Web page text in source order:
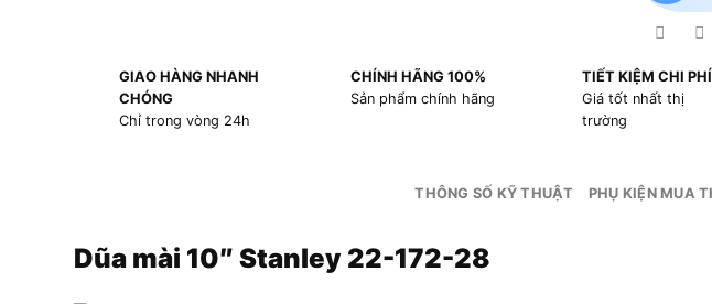
GIAO HÀNG NHANH
CHÓNG
Chỉ trong vòng 24h
CHÍNH HÃNG 100%
Sản phẩm chính hãng
TIẾT KIỆM CHI PHÍ
Giá tốt nhất thị
trường
THÔNG SỐ KỸ THUẬT PHỤ KIỆN MUA
Dũa mài 10″ Stanley 22-172-28